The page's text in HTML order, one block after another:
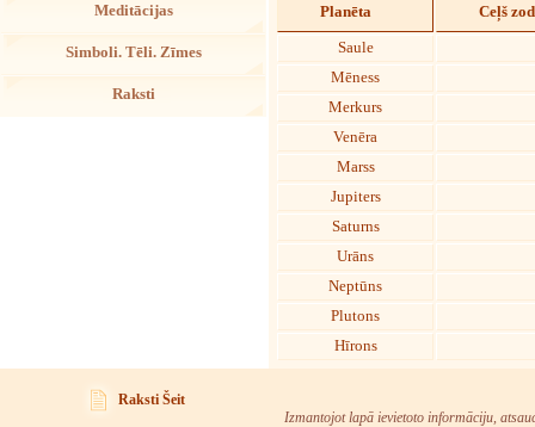
Meditācijas
Simboli. Tēli. Zīmes
Raksti
Planēta Ceļš
Saule
Mēness
Merkurs
Venēra
Marss
Jupiters
Saturns
Urāns
Neptūns
Plutons
Hīrons
Raksti Šeit
Izmantojot lapā ievietoto informāciju,